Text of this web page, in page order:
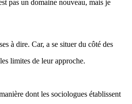
pas un domaine nouveau, mais je
à dire. Car, a se situer du côté des
limites de leur approche.
dont les sociologues établissent